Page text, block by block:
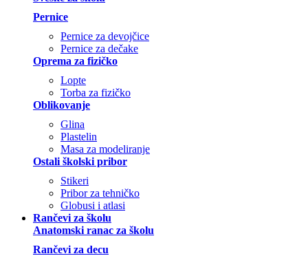
Pernice
Pernice za devojčice
Pernice za dečake
Oprema za fizičko
Lopte
Torba za fizičko
Oblikovanje
Glina
Plastelin
Masa za modeliranje
Ostali školski pribor
Stikeri
Pribor za tehničko
Globusi i atlasi
Rančevi za školu
Anatomski ranac za školu
Rančevi za decu